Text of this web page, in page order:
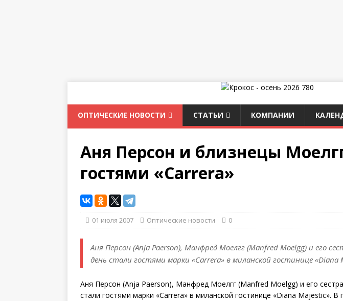
ОПТИЧЕСКИЕ НОВОСТИ СТАТЬИ КОМПАНИИ
Аня Персон и близнецы
гостями «Carrera»
01 июля 2007 Оптические новости 0
Аня Персон (Anja Paerson), Манфред Моелгг (Manfred Moelgg) и его
день стали гостями марки «Carrera» в миланской гостинице «Diana
Аня Персон (Anja Paerson), Манфред Моелгг (Manfred Moelgg) и его
стали гостями марки «Carrera» в миланской гостинице «Diana Majestic». В